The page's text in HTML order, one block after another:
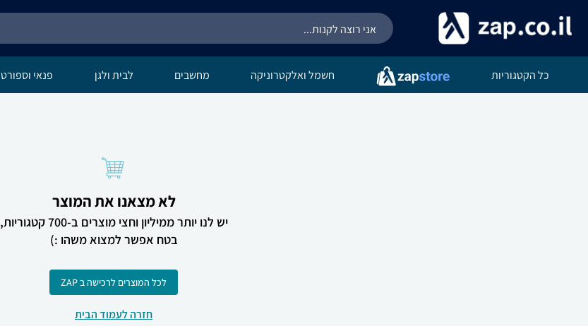
כל הקטגוריות חשמל ואלקטרוניקה מחשבים לבית ולגן פנאי וספורט
לא מצאנו את המוצר
יש לנו יותר ממיליון וחצי מוצרים ב-700 קטגוריות,
בטח אפשר למצוא משהו :)
לכל המוצרים לרכישה ב ZAP
חזרה לעמוד הבית